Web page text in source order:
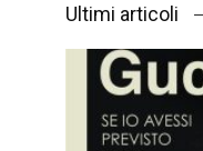
Ultimi articoli